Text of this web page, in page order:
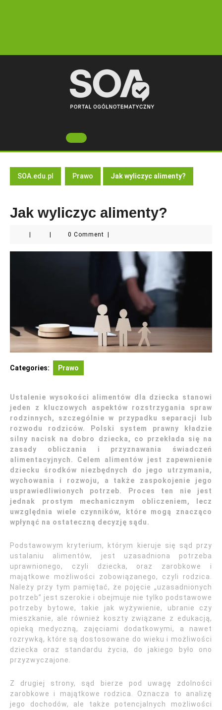
Open
Button
SOA.edu.pl Prawo Jak wyliczyc alimenty?
Jak wyliczyc alimenty?
0 Comment
Categories: Prawo
Ustalenie wysokości alimentów dla dziecka stanowi
jeden z kluczowych aspektów rozstrzygania spraw
rodzinnych, szczególnie w przypadku separacji lub
rozwodu rodziców. Polski system prawny kładzie
silny nacisk na dobro dziecka, co przekłada się na
zasady obliczania i przyznawania świadczeń
alimentacyjnych. Celem alimentów jest zapewnienie
dziecku środków niezbędnych do jego utrzymania,
wychowania i rozwoju, a także zaspokojenie jego
usprawiedliwionych potrzeb. Proces ten nie jest
jednak prostym mechanicznym obliczeniem, lecz
uwzględnia wiele czynników, które mogą znacząco
wpłynąć na ostateczną decyzję sądu.
Podstawowym kryterium, którym kieruje się sąd przy
ustalaniu alimentów, jest uzasadniona potrzeba
uprawnionego, czyli dziecka, oraz zarobkowe i
majątkowe możliwości zobowiązanego, czyli rodzica.
Należy przy tym pamiętać, że pojęcie „uzasadnionych
potrzeb” jest szerokie i obejmuje nie tylko podstawowe
potrzeby bytowe, takie jak wyżywienie, ubranie czy
mieszkanie, ale również koszty związane z edukacją,
opieką medyczną, zajęciami dodatkowymi, a nawet
rozrywką, które są dostosowane do wieku i możliwości
dziecka oraz standardu życia, do jakiego było ono
przyzwyczajone.
Z drugiej strony, sąd bierze pod uwagę zdolności
zarobkowe i majątkowe rodzica. Oznacza to analizę
jego dochodów, ale także potencjalnych możliwości